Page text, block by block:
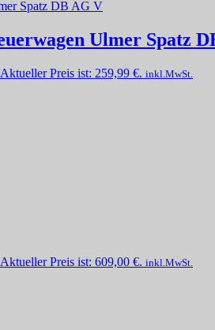
Ulmer Spatz
Aktueller Preis ist: 259,99 €. inkl.MwSt.
Aktueller Preis ist: 609,00 €. inkl.MwSt.